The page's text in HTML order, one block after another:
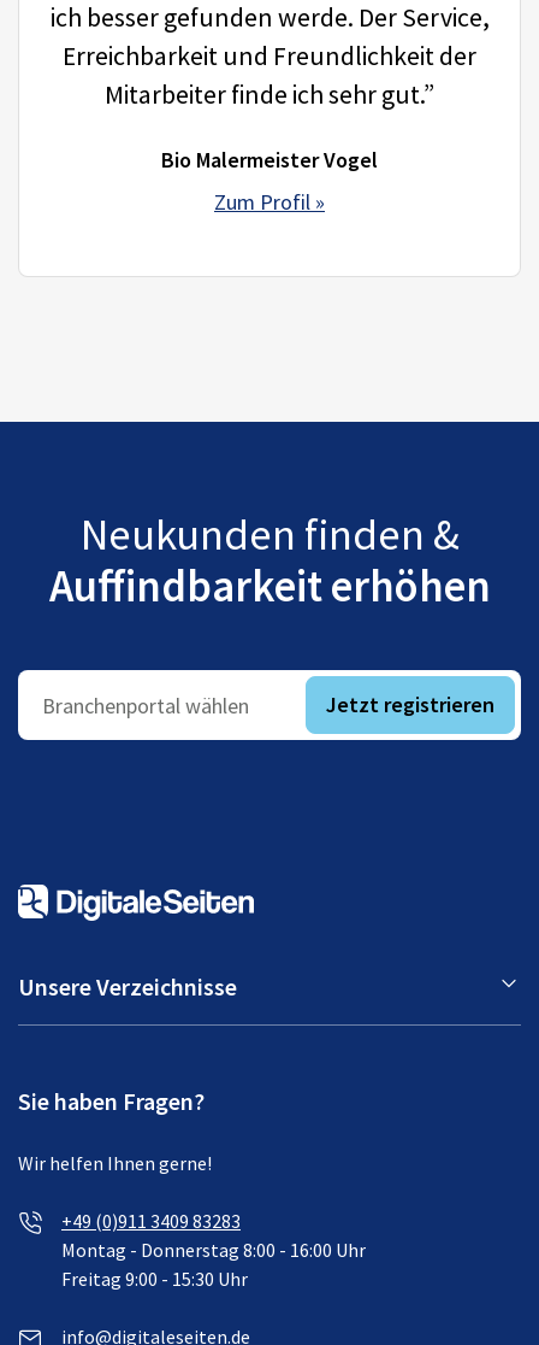
ich besser gefunden werde. Der Service,
Erreichbarkeit und Freundlichkeit der
Mitarbeiter finde ich sehr gut.”
Bio Malermeister Vogel
Zum Profil »
Neukunden finden &
Auffindbarkeit erhöhen
Branchenportal wählen Jetzt registrieren
Unsere Verzeichnisse
Sie haben Fragen?
Wir helfen Ihnen gerne!
+49 (0)911 3409 83283
Montag - Donnerstag 8:00 - 16:00 Uhr
Freitag 9:00 - 15:30 Uhr
info@digitaleseiten.de